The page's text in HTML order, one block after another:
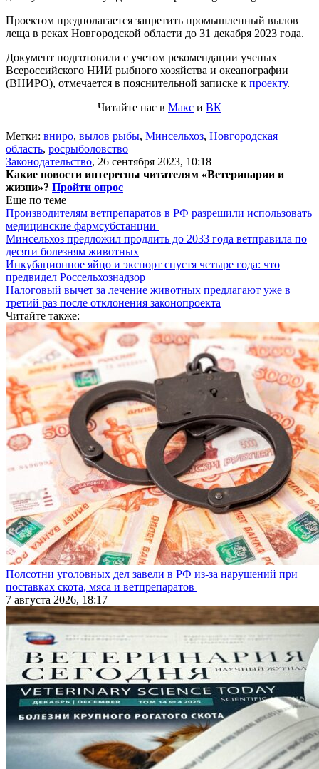
Проектом предполагается запретить промышленный вылов
леща в реках Новгородской области до 31 декабря 2023 года.
Документ подготовили с учетом рекомендации ученых
Всероссийского НИИ рыбного хозяйства и океанографии
(ВНИРО), отмечается в пояснительной записке к проекту.
Читайте нас в Макс и ВК
Метки: вниро, вылов рыбы, Минсельхоз, Новгородская
область, росрыболовство
Законодательство, 26 сентября 2023, 10:18
Какие новости интересны читателям «Ветеринарии и
жизни»? Пройти опрос
Еще по теме
Производителям ветпрепаратов в РФ разрешили использовать
медицинские фармсубстанции
Минсельхоз предложил продлить до 2033 года ветправила по
десяти болезням животных
Инкубационное яйцо и экспорт спустя четыре года: что
предвидел Россельхознадзор
Налоговый вычет за лечение животных предлагают уже в
третий раз после отклонения законопроекта
Читайте также:
Полсотни уголовных дел завели в РФ из-за нарушений при
поставках скота, мяса и ветпрепаратов
7 августа 2026, 18:17